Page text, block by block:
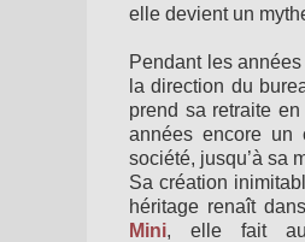
elle devient un
Pendant les
la direction du
prend sa retraite
années encore un
société, jusqu’à sa
Sa création
héritage renaît
Mini, elle fait